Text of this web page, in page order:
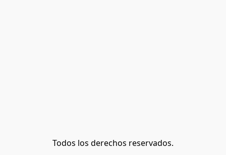
Todos los derechos reservados.